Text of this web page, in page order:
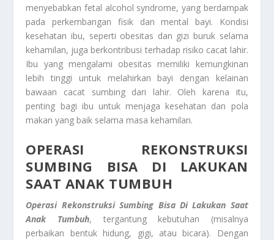
menyebabkan fetal alcohol syndrome, yang berdampak
pada perkembangan fisik dan mental bayi. Kondisi
kesehatan ibu, seperti obesitas dan gizi buruk selama
kehamilan, juga berkontribusi terhadap risiko cacat lahir.
Ibu yang mengalami obesitas memiliki kemungkinan
lebih tinggi untuk melahirkan bayi dengan kelainan
bawaan
cacat sumbing dari lahir. Oleh karena itu,
penting bagi ibu untuk menjaga kesehatan dan pola
makan yang baik selama masa kehamilan.
OPERASI REKONSTRUKSI
SUMBING BISA DI LAKUKAN
SAAT ANAK TUMBUH
Operasi Rekonstruksi Sumbing Bisa Di Lakukan Saat
Anak Tumbuh, tergantung kebutuhan (misalnya
perbaikan bentuk hidung, gigi, atau bicara). Dengan